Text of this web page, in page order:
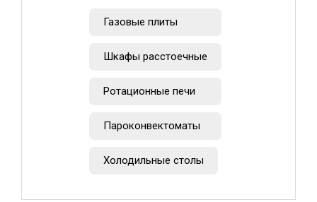
Газовые плиты
Шкафы расстоечные
Ротационные печи
Пароконвектоматы
Холодильные столы